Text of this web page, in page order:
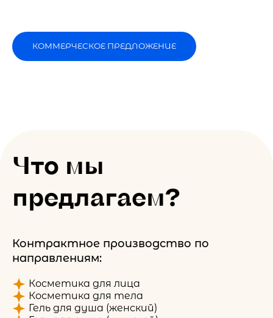
КОММЕРЧЕСКОЕ ПРЕДЛОЖЕНИЕ
Что мы
предлагаем?
Контрактное производство по
направлениям:
Косметика для лица
Косметика для тела
Гель для душа (женский)